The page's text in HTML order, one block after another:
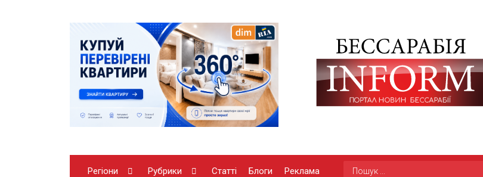
Регіони Рубрики Статті Блоги Реклама